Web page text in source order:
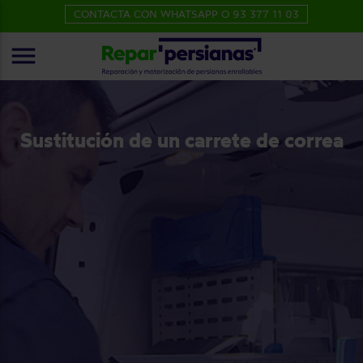
Sustitución de un carrete de correa
CONTACTA CON WHATSAPP O 93 377 11 03
menu